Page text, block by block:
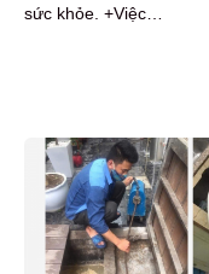
sức khỏe. +Việc…